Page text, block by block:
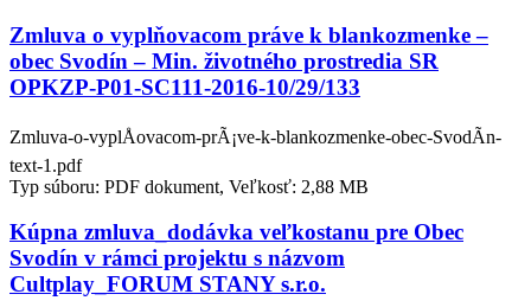
Zmluva o vyplňovacom práve k blankozmenke –
obec Svodín – Min. životného prostredia SR
OPKZP-P01-SC111-2016-10/29/133
Zmluva-o-vyplÅovacom-prÃ¡ve-k-blankozmenke-obec-SvodÃ­n-
text-1.pdf
Typ súboru: PDF dokument, Veľkosť: 2,88 MB
Kúpna zmluva_dodávka veľkostanu pre Obec
Svodín v rámci projektu s názvom
Cultplay_FORUM STANY s.r.o.